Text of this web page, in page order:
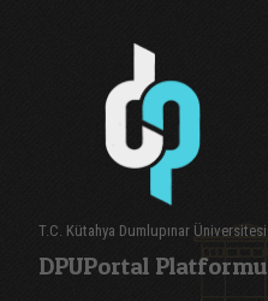
T.C. Kütahya Dumlupınar Üniversitesi
DPUPortal Platformu